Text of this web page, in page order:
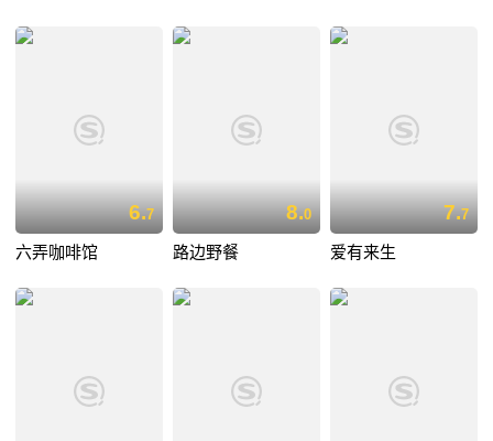
6.7
六弄咖啡馆
8.0
路边野餐
7.7
爱有来生